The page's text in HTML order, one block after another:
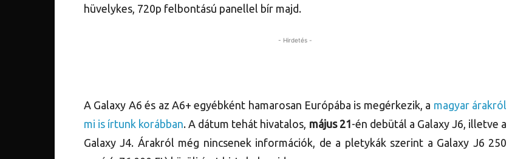
hüvelykes, 720p felbontású panellel bír majd.
- Hirdetés -
A Galaxy A6 és az A6+ egyébként hamarosan Európába is megérkezik, a magyar árakról
mi is írtunk korábban. A dátum tehát hivatalos, május 21-én debütál a Galaxy J6, illetve a
Galaxy J4. Árakról még nincsenek információk, de a pletykák szerint a Galaxy J6 250